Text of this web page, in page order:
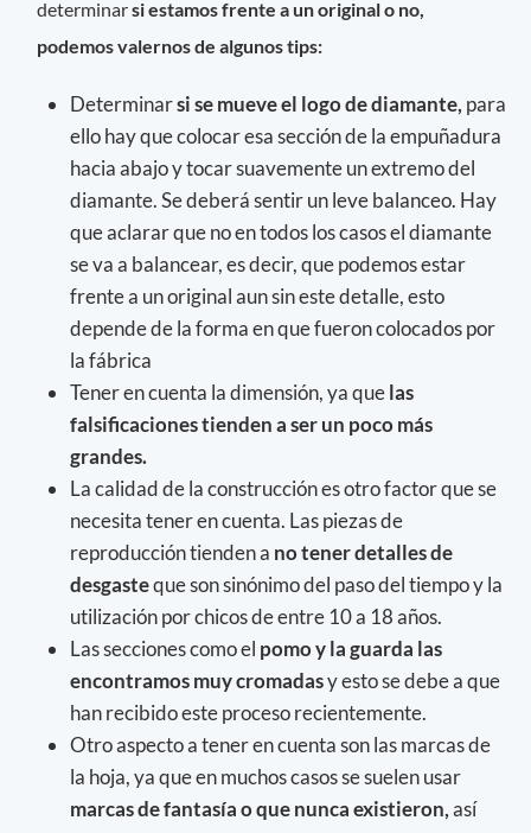
determinarsi estamos frente a un original o no,
podemos valernos de algunos tips:
Determinarsi se mueve el logo de diamante,para
ello hay que colocar esa sección de la empuñadura
hacia abajo y tocar suavemente un extremo del
diamante. Se deberá sentir un leve balanceo. Hay
que aclarar que no en todos los casos el diamante
se va a balancear, es decir, que podemos estar
frente a un original aun sin este detalle, esto
depende de la forma en que fueron colocados por
la fábrica
Tener en cuenta la dimensión, ya quelas
falsificaciones tienden a ser un poco más
grandes.
La calidad de la construcción es otro factor que se
necesita tener en cuenta. Las piezas de
reproducción tienden a no tener detalles de
desgasteque son sinónimo del paso del tiempo y la
utilización por chicos de entre 10 a 18 años.
Las secciones como el pomo y la guarda las
encontramos muy cromadasy esto se debe a que
han recibido este proceso recientemente.
Otro aspecto a tener en cuenta son las marcas de
la hoja, ya que en muchos casos se suelen usar
marcas de fantasía o que nunca existieron,así